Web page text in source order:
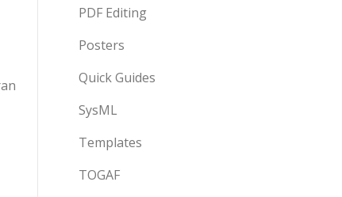
PDF Editing
Posters
Quick Guides
SysML
Templates
TOGAF